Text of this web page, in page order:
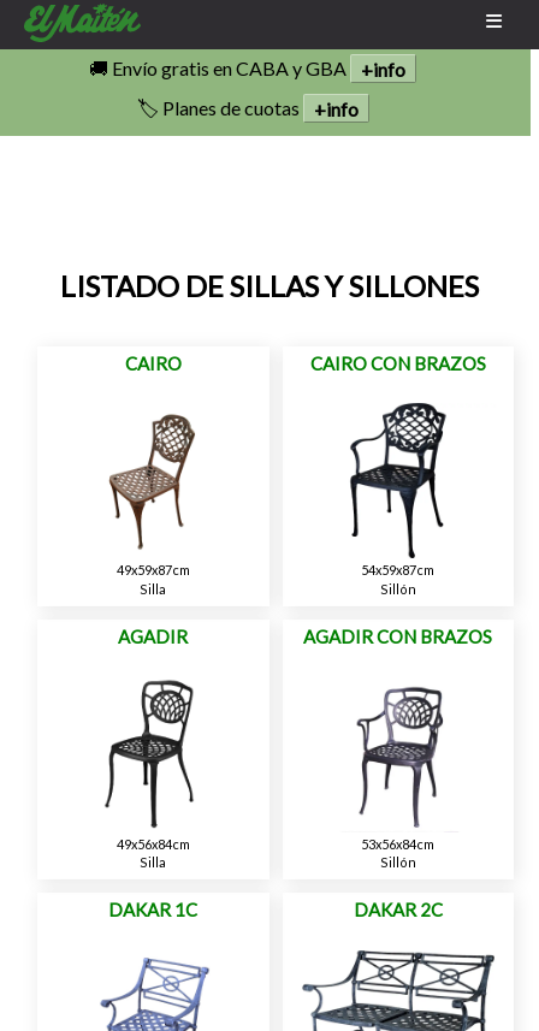
🚚 Envío gratis en CABA y GBA
+info
🏷️ Planes de cuotas
+info
LISTADO DE SILLAS Y SILLONES
CAIRO
49x59x87cm
Silla
CAIRO CON BRAZOS
54x59x87cm
Sillón
AGADIR
49x56x84cm
Silla
AGADIR CON BRAZOS
53x56x84cm
Sillón
DAKAR 1C DAKAR 2C